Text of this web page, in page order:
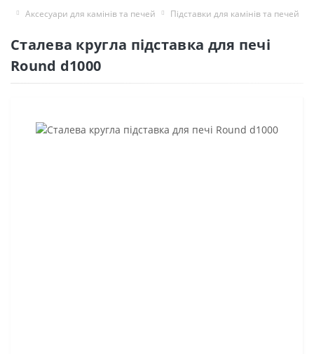
Аксесуари для камінів та печей Підставки для камінів та печей
Сталева кругла підставка для печі
Round d1000